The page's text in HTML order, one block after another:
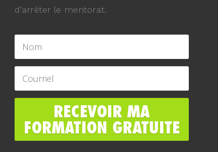
d’arrêter le mentorat.